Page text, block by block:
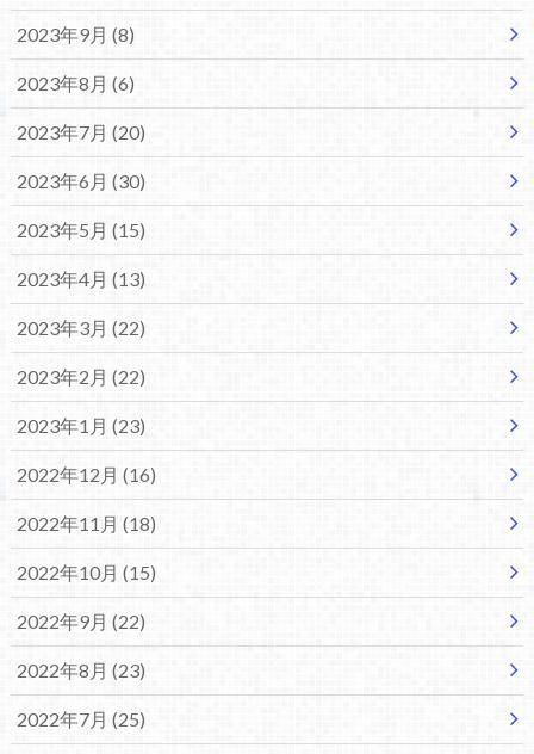
2023年9月 (8)
2023年8月 (6)
2023年7月 (20)
2023年6月 (30)
2023年5月 (15)
2023年4月 (13)
2023年3月 (22)
2023年2月 (22)
2023年1月 (23)
2022年12月 (16)
2022年11月 (18)
2022年10月 (15)
2022年9月 (22)
2022年8月 (23)
2022年7月 (25)